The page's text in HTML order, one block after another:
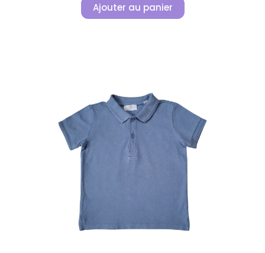
Ajouter au panier